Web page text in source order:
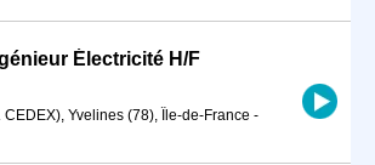
Électricité H/F
Yvelines (78), Île-de-France -